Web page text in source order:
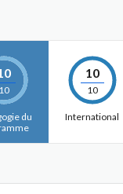
10
du
10
10
International